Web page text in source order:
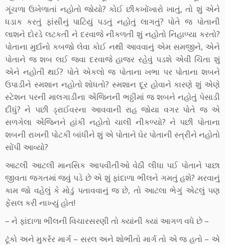
ગૂંચળા ઉખેળાતાં નહોતો જોયો? કોઈ છીકખોંખારો ખાતું, તો શું એને
ધડાક કરતું ફાંસીનું પાટિયું પડતું નહોતું લાગતું? પોતે જ પોતાની
લાશને દોરડે લટકતી ને દરવાજે નીકળતી શું નહોતો નિહાળ્યા કરતો?
પોતાના મુર્દાનો કબજો લેવા કોઈ નથી આવવાનું એમ સમજીને, એને
પોતાને જ શબ લઈ જવા દરવાજે હાજર રહેવું પડશે એવી ચિંતા શું
એને નહોતી થઈ? પોતે એકલો જ પોતાના ખભા પર પોતાના શબને
ઉપાડીને સ્મશાન નહોતો શોધતો? સ્મશાન દૂર હોવાને કારણે શું એણે
સ્ટેશન પરની માલગાડીના એંજિનની ભઠ્ઠીમાં જ શબને નહોતું પેસાડી
દીધું? ને પછી ડ્રાઈવરના આવવાની રાહ જોયા વગર પોતે જ એ
સળગેલા એંજિનને હાંકી નહોતો ચાલી નીકળ્યો? ને પછી પોતાના
શબની રાખની પોટકી બાંધીને શું એ પોતાને ઘેર પોતાની સ્ત્રીને નહોતો
સોંપી આવ્યો?
આટલી આટલી માનસિક આપવીતીઓ વેઠી લીધા પઈ પોતાને પાછા
જીવતા જગતમાં જવું પડે છે એ શું ફાંદાળા ભીલને ગમતું હશે? મરવાનું
કામ જો વહેલું કે મોડું પતાવવાનું જ છે, તો આટલા ભેગું એટલું પણ
ફેંસલ કરી નાખ્યું હોત!
– ને ફાંદાળા ભીલની વિચારસરણી તો ક્યાંની ક્યાં આગળ વધે છે –
ટૂંકો અને મુકર્રર માર્ગ – સરલ અને શોભીતો માર્ગ તો એ જ હતો – એ